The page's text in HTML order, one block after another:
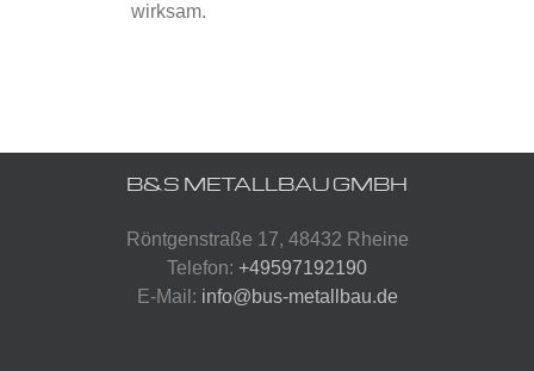
wirksam.
B&S METALLBAU GMBH
Röntgenstraße 17, 48432 Rheine
Telefon: +49597192190
E-Mail: info@bus-metallbau.de